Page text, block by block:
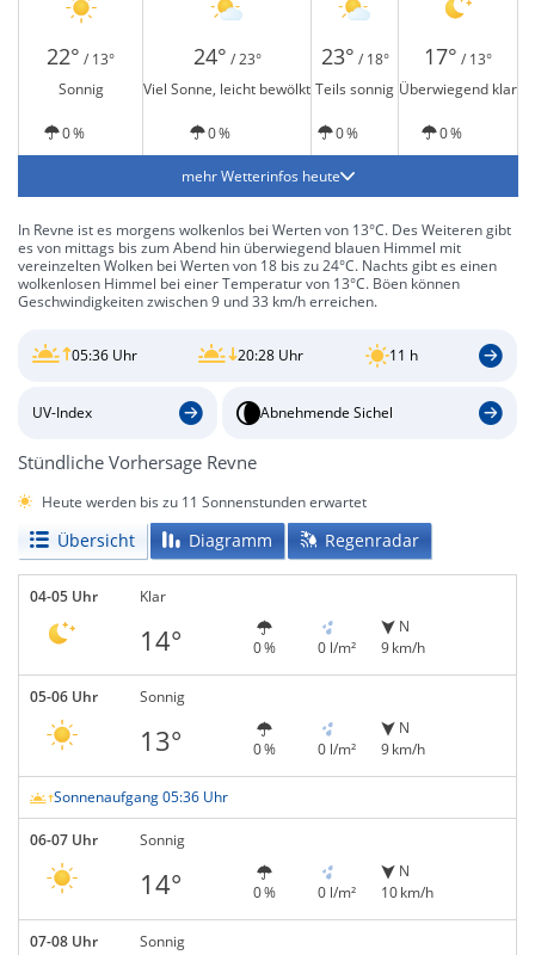
22° / 13° 24° / 23° 23° / 18° 17° / 13°
Sonnig
Viel Sonne, leicht bewölkt Teils sonnig Überwiegend klar
0 % 0 % 0 % 0 %
mehr Wetterinfos heute
In Revne ist es morgens wolkenlos bei Werten von 13°C. Des Weiteren gibt
es von mittags bis zum Abend hin überwiegend blauen Himmel mit
vereinzelten Wolken bei Werten von 18 bis zu 24°C. Nachts gibt es einen
wolkenlosen Himmel bei einer Temperatur von 13°C. Böen können
Geschwindigkeiten zwischen 9 und 33 km/h erreichen.
05:36 Uhr 20:28 Uhr 11 h
UV-Index Abnehmende Sichel
Stündliche Vorhersage Revne
Heute werden bis zu 11 Sonnenstunden erwartet
Übersicht Diagramm Regenradar
04-05 Uhr Klar
14° 0 % 0 l/m²
N
9 km/h
05-06 Uhr Sonnig
13° 0 % 0 l/m²
N
9 km/h
Sonnenaufgang 05:36 Uhr
06-07 Uhr Sonnig
14° 0 % 0 l/m²
N
10 km/h
07-08 Uhr Sonnig